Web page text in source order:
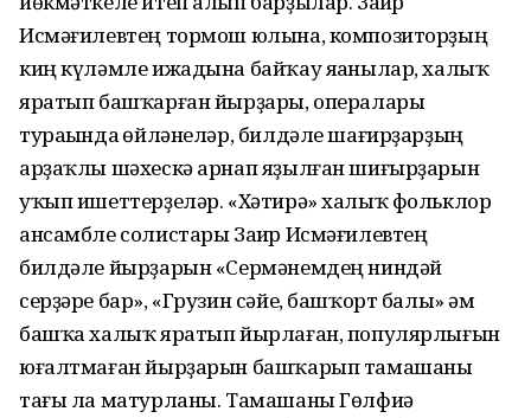
Исмәғилевтең тормош юлына, композиторҙың
киң күләмле ижадына байҡау яһанылар, халыҡ
яратып башҡарған йырҙары, опералары
тураһында һөйләнеләр, билдәле шағирҙарҙың
арҙаҡлы шәхескә арнап яҙылған шиғырҙарын
уҡып ишеттерҙеләр. «Хәтирә» халыҡ фольклор
ансамбле солистары Заһир Исмәғилевтең
билдәле йырҙарын «Сермәнемдең ниндәй
серҙәре бар», «Грузин сәйе, башҡорт балы» һәм
башҡа халыҡ яратып йырлаған, популярлығын
юғалтмаған йырҙарын башҡарып тамашаны
тағы ла матурланы. Тамашаны Гөлфиә